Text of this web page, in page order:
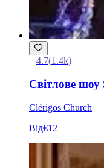
4.7(1.4k)
Світлове
Clérigos Church
Від€12